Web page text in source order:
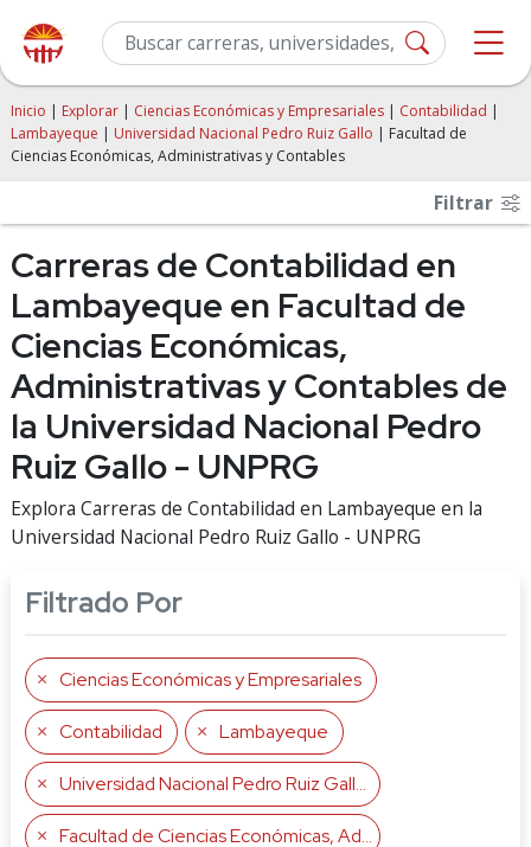
Inicio | Explorar | Ciencias Económicas y Empresariales | Contabilidad |
Lambayeque | Universidad Nacional Pedro Ruiz Gallo | Facultad de
Ciencias Económicas, Administrativas y Contables
Filtrar
Carreras de Contabilidad en
Lambayeque en Facultad de
Ciencias Económicas,
Administrativas y Contables de
la Universidad Nacional Pedro
Ruiz Gallo - UNPRG
Explora Carreras de Contabilidad en Lambayeque en la
Universidad Nacional Pedro Ruiz Gallo - UNPRG
Filtrado Por
Ciencias Económicas y Empresariales
Contabilidad Lambayeque
Universidad Nacional Pedro Ruiz Gallo
Facultad de Ciencias Económicas, Administrativas y Contables